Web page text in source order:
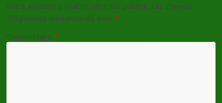
Votre adresse e-mail ne sera pas publiée. Les champs
obligatoires sont indiqués avec*
Commentaire*